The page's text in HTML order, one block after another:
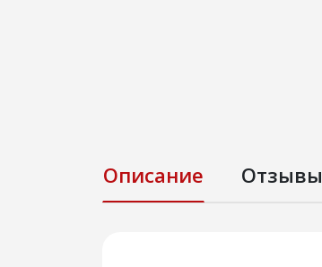
Описание Отзывы